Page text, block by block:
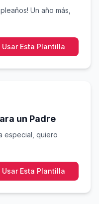
Un año más,
Usar Esta Plantilla
un Padre
especial, quiero
Usar Esta Plantilla